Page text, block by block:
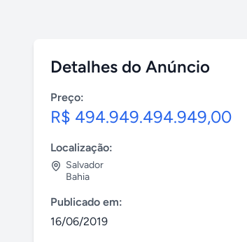
Detalhes do Anúncio
Preço:
R$ 494.949.494.949,00
Localização:
Salvador
Bahia
Publicado em:
16/06/2019